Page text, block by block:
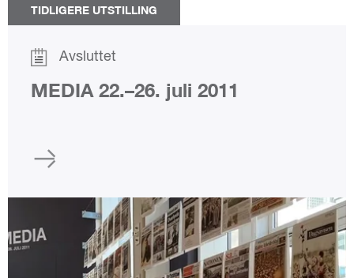
TIDLIGERE UTSTILLING
Avsluttet
MEDIA 22.–26. juli 2011